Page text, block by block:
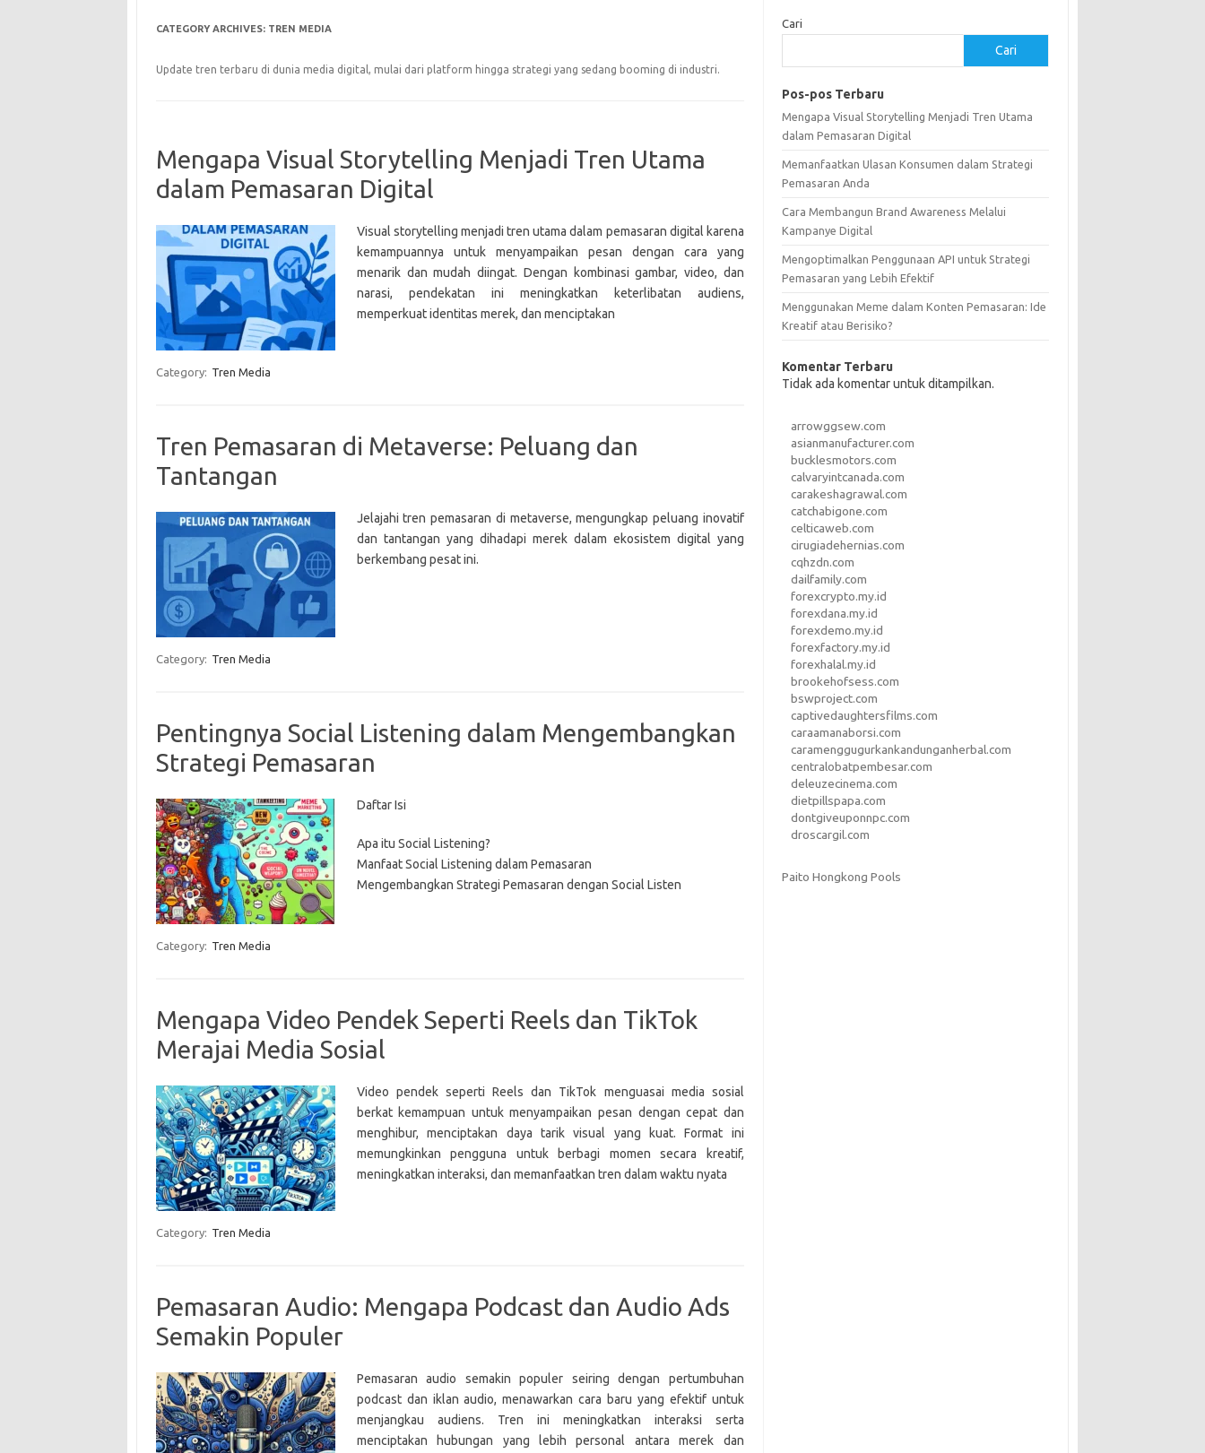
CATEGORY ARCHIVES: TREN MEDIA
Update tren terbaru di dunia media digital, mulai dari platform hingga strategi yang sedang booming di industri.
Mengapa Visual Storytelling Menjadi Tren Utama
dalam Pemasaran Digital
Visual storytelling menjadi tren utama dalam pemasaran digital karena
kemampuannya untuk menyampaikan pesan dengan cara yang
menarik dan mudah diingat. Dengan kombinasi gambar, video, dan
narasi, pendekatan ini meningkatkan keterlibatan audiens,
memperkuat identitas merek, dan menciptakan
Category: Tren Media
Tren Pemasaran di Metaverse: Peluang dan
Tantangan
Jelajahi tren pemasaran di metaverse, mengungkap peluang inovatif
dan tantangan yang dihadapi merek dalam ekosistem digital yang
berkembang pesat ini.
Category: Tren Media
Pentingnya Social Listening dalam Mengembangkan
Strategi Pemasaran
Daftar Isi
Apa itu Social Listening?
Manfaat Social Listening dalam Pemasaran
Mengembangkan Strategi Pemasaran dengan Social Listen
Category: Tren Media
Mengapa Video Pendek Seperti Reels dan TikTok
Merajai Media Sosial
Video pendek seperti Reels dan TikTok menguasai media sosial
berkat kemampuan untuk menyampaikan pesan dengan cepat dan
menghibur, menciptakan daya tarik visual yang kuat. Format ini
memungkinkan pengguna untuk berbagi momen secara kreatif,
meningkatkan interaksi, dan memanfaatkan tren dalam waktu nyata
Category: Tren Media
Pemasaran Audio: Mengapa Podcast dan Audio Ads
Semakin Populer
Pemasaran audio semakin populer seiring dengan pertumbuhan
podcast dan iklan audio, menawarkan cara baru yang efektif untuk
menjangkau audiens. Tren ini meningkatkan interaksi serta
menciptakan hubungan yang lebih personal antara merek dan
Cari
Cari
Pos-pos Terbaru
Mengapa Visual Storytelling Menjadi Tren Utama
dalam Pemasaran Digital
Memanfaatkan Ulasan Konsumen dalam Strategi
Pemasaran Anda
Cara Membangun Brand Awareness Melalui
Kampanye Digital
Mengoptimalkan Penggunaan API untuk Strategi
Pemasaran yang Lebih Efektif
Menggunakan Meme dalam Konten Pemasaran: Ide
Kreatif atau Berisiko?
Komentar Terbaru
Tidak ada komentar untuk ditampilkan.
arrowggsew.com
asianmanufacturer.com
bucklesmotors.com
calvaryintcanada.com
carakeshagrawal.com
catchabigone.com
celticaweb.com
cirugiadehernias.com
cqhzdn.com
dailfamily.com
forexcrypto.my.id
forexdana.my.id
forexdemo.my.id
forexfactory.my.id
forexhalal.my.id
brookehofsess.com
bswproject.com
captivedaughtersfilms.com
caraamanaborsi.com
caramenggugurkankandunganherbal.com
centralobatpembesar.com
deleuzecinema.com
dietpillspapa.com
dontgiveuponnpc.com
droscargil.com
Paito Hongkong Pools